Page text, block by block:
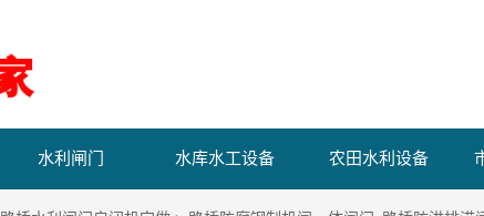
水利闸门 水库水工设备 农田水利设备